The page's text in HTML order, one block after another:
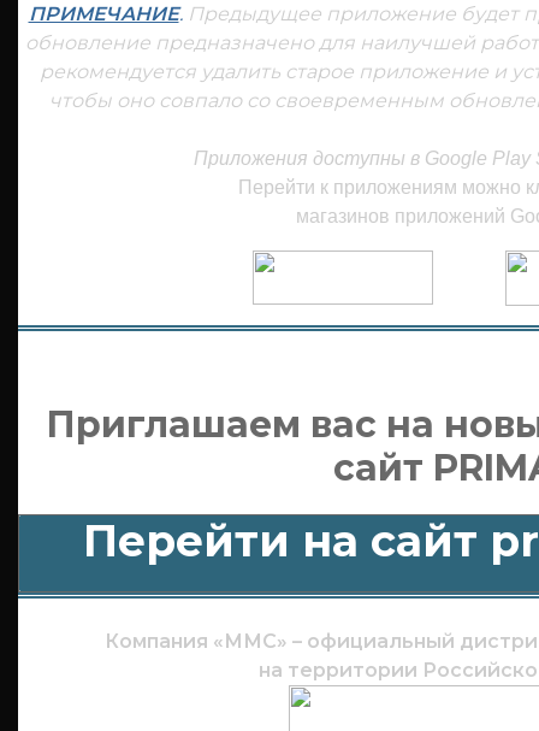
ПРИМЕЧАНИЕ.Предыдущее приложение будет
обновление предназначено для наилучшей
рекомендуется удалить старое приложение и
чтобы оно совпало со своевременным
Приложения доступны в Google Play
Перейти к приложениям можно
магазинов приложений
Приглашаем вас на
сайт
Перейти на сайт
Компания «ММС» – официальный
на территории